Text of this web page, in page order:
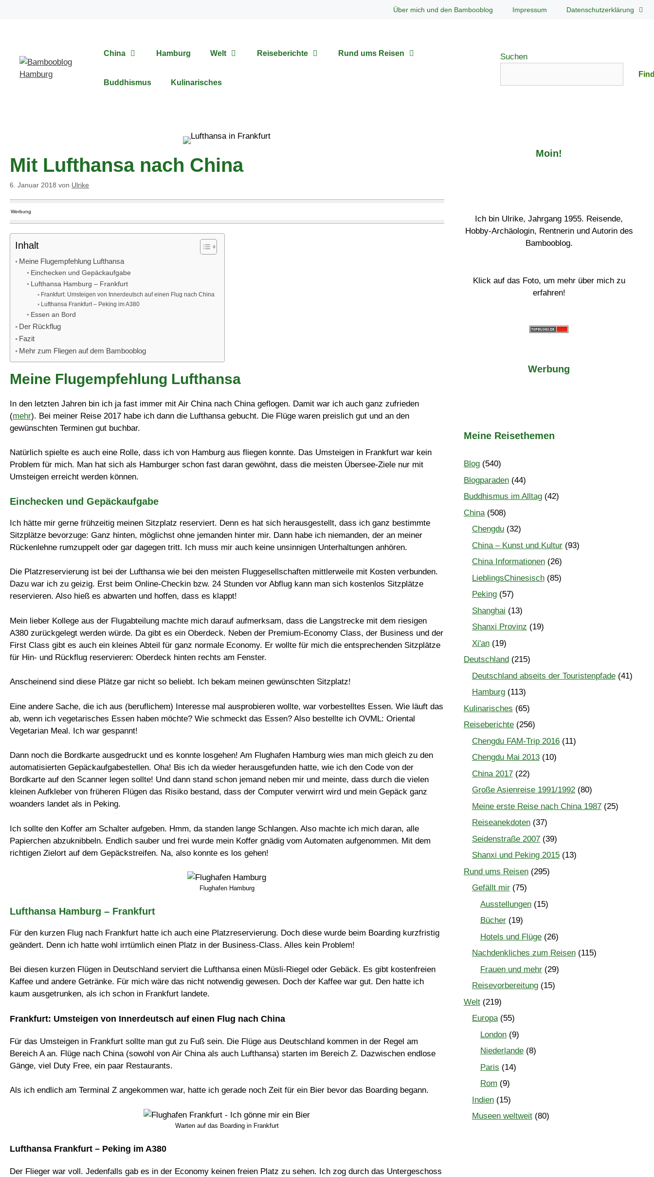
Über mich und den Bambooblog Impressum Datenschutzerklärung
China Hamburg Welt Reiseberichte Rund ums Reisen
Buddhismus Kulinarisches
Suchen
Mit Lufthansa nach China
6. Januar 2018 von Ulrike
Werbung
Inhalt
Meine Flugempfehlung Lufthansa
Einchecken und Gepäckaufgabe
Lufthansa Hamburg – Frankfurt
Frankfurt: Umsteigen von Innerdeutsch auf einen Flug nach China
Lufthansa Frankfurt – Peking im A380
Essen an Bord
Der Rückflug
Fazit
Mehr zum Fliegen auf dem Bambooblog
Meine Flugempfehlung Lufthansa
In den letzten Jahren bin ich ja fast immer mit Air China nach China geflogen. Damit war ich auch ganz zufrieden
(mehr). Bei meiner Reise 2017 habe ich dann die Lufthansa gebucht. Die Flüge waren preislich gut und an den
gewünschten Terminen gut buchbar.
Natürlich spielte es auch eine Rolle, dass ich von Hamburg aus fliegen konnte. Das Umsteigen in Frankfurt war kein
Problem für mich. Man hat sich als Hamburger schon fast daran gewöhnt, dass die meisten Übersee-Ziele nur mit
Umsteigen erreicht werden können.
Einchecken und Gepäckaufgabe
Ich hätte mir gerne frühzeitig meinen Sitzplatz reserviert. Denn es hat sich herausgestellt, dass ich ganz bestimmte
Sitzplätze bevorzuge: Ganz hinten, möglichst ohne jemanden hinter mir. Dann habe ich niemanden, der an meiner
Rückenlehne rumzuppelt oder gar dagegen tritt. Ich muss mir auch keine unsinnigen Unterhaltungen anhören.
Die Platzreservierung ist bei der Lufthansa wie bei den meisten Fluggesellschaften mittlerweile mit Kosten verbunden.
Dazu war ich zu geizig. Erst beim Online-Checkin bzw. 24 Stunden vor Abflug kann man sich kostenlos Sitzplätze
reservieren. Also hieß es abwarten und hoffen, dass es klappt!
Mein lieber Kollege aus der Flugabteilung machte mich darauf aufmerksam, dass die Langstrecke mit dem riesigen
A380 zurückgelegt werden würde. Da gibt es ein Oberdeck. Neben der Premium-Economy Class, der Business und der
First Class gibt es auch ein kleines Abteil für ganz normale Economy. Er wollte für mich die entsprechenden Sitzplätze
für Hin- und Rückflug reservieren: Oberdeck hinten rechts am Fenster.
Anscheinend sind diese Plätze gar nicht so beliebt. Ich bekam meinen gewünschten Sitzplatz!
Eine andere Sache, die ich aus (beruflichem) Interesse mal ausprobieren wollte, war vorbestelltes Essen. Wie läuft das
ab, wenn ich vegetarisches Essen haben möchte? Wie schmeckt das Essen? Also bestellte ich OVML: Oriental
Vegetarian Meal. Ich war gespannt!
Dann noch die Bordkarte ausgedruckt und es konnte losgehen! Am Flughafen Hamburg wies man mich gleich zu den
automatisierten Gepäckaufgabestellen. Oha! Bis ich da wieder herausgefunden hatte, wie ich den Code von der
Bordkarte auf den Scanner legen sollte! Und dann stand schon jemand neben mir und meinte, dass durch die vielen
kleinen Aufkleber von früheren Flügen das Risiko bestand, dass der Computer verwirrt wird und mein Gepäck ganz
woanders landet als in Peking.
Ich sollte den Koffer am Schalter aufgeben. Hmm, da standen lange Schlangen. Also machte ich mich daran, alle
Papierchen abzuknibbeln. Endlich sauber und frei wurde mein Koffer gnädig vom Automaten aufgenommen. Mit dem
richtigen Zielort auf dem Gepäckstreifen. Na, also konnte es los gehen!
Flughafen Hamburg
Lufthansa Hamburg – Frankfurt
Für den kurzen Flug nach Frankfurt hatte ich auch eine Platzreservierung. Doch diese wurde beim Boarding kurzfristig
geändert. Denn ich hatte wohl irrtümlich einen Platz in der Business-Class. Alles kein Problem!
Bei diesen kurzen Flügen in Deutschland serviert die Lufthansa einen Müsli-Riegel oder Gebäck. Es gibt kostenfreien
Kaffee und andere Getränke. Für mich wäre das nicht notwendig gewesen. Doch der Kaffee war gut. Den hatte ich
kaum ausgetrunken, als ich schon in Frankfurt landete.
Frankfurt: Umsteigen von Innerdeutsch auf einen Flug nach China
Für das Umsteigen in Frankfurt sollte man gut zu Fuß sein. Die Flüge aus Deutschland kommen in der Regel am
Bereich A an. Flüge nach China (sowohl von Air China als auch Lufthansa) starten im Bereich Z. Dazwischen endlose
Gänge, viel Duty Free, ein paar Restaurants.
Als ich endlich am Terminal Z angekommen war, hatte ich gerade noch Zeit für ein Bier bevor das Boarding begann.
Warten auf das Boarding in Frankfurt
Lufthansa Frankfurt – Peking im A380
Der Flieger war voll. Jedenfalls gab es in der Economy keinen freien Platz zu sehen. Ich zog durch das Untergeschoss
Moin!
Ich bin Ulrike, Jahrgang 1955. Reisende,
Hobby-Archäologin, Rentnerin und Autorin des
Bambooblog.
Klick auf das Foto, um mehr über mich zu
erfahren!
Werbung
Meine Reisethemen
Blog(540)
Blogparaden(44)
Buddhismus im Alltag(42)
China(508)
Chengdu(32)
China – Kunst und Kultur(93)
China Informationen(26)
LieblingsChinesisch(85)
Peking(57)
Shanghai (13)
Shanxi Provinz (19)
Xi'an(19)
Deutschland(215)
Deutschland abseits der Touristenpfade(41)
Hamburg(113)
Kulinarisches (65)
Reiseberichte(256)
Chengdu FAM-Trip 2016(11)
Chengdu Mai 2013(10)
China 2017(22)
Große Asienreise 1991/1992(80)
Meine erste Reise nach China 1987(25)
Reiseanekdoten(37)
Seidenstraße 2007(39)
Shanxi und Peking 2015(13)
Rund ums Reisen(295)
Gefällt mir(75)
Ausstellungen(15)
Bücher(19)
Hotels und Flüge(26)
Nachdenkliches zum Reisen(115)
Frauen und mehr(29)
Reisevorbereitung(15)
Welt(219)
Europa(55)
London(9)
Niederlande(8)
Paris (14)
Rom (9)
Indien(15)
Museen weltweit(80)